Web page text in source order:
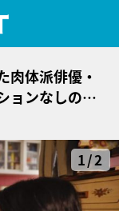
肉体派俳優・
ョンなしの演
1/2